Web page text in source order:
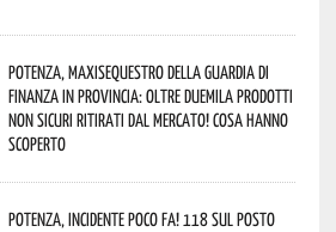
Potenza, maxisequestro della Guardia di
Finanza in provincia: oltre duemila prodotti
non sicuri ritirati dal mercato! Cosa hanno
scoperto
Potenza, incidente poco fa! 118 sul posto